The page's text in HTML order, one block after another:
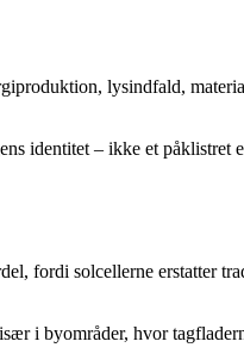
lysindfald,
identitet – ikke et påklistret
fordi solcellerne erstatter
i byområder, hvor